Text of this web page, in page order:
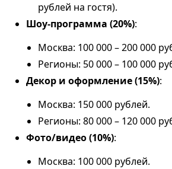
рублей на гостя).
Шоу-программа (20%):
Москва: 100 000 – 200 000
Регионы: 50 000 – 100 000
Декор и оформление (15%):
Москва: 150 000 рублей.
Регионы: 80 000 – 120 000
Фото/видео (10%):
Москва: 100 000 рублей.